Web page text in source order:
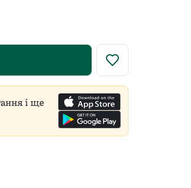
і ще